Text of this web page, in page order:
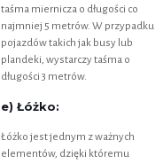
taśma miernicza o długości co
najmniej 5 metrów. W przypadku
pojazdów takich jak busy lub
plandeki, wystarczy taśma o
długości 3 metrów.
e) Łóżko:
Łóżko jest jednym z ważnych
elementów, dzięki któremu